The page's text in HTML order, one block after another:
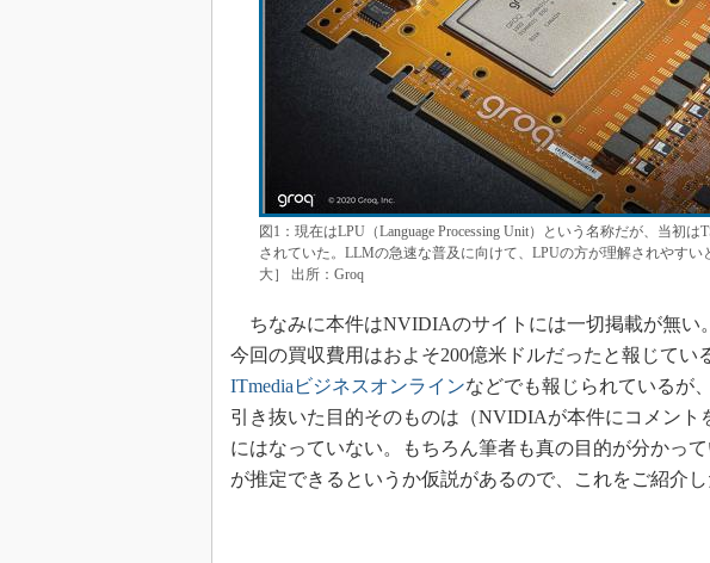
図1：現在はLPU（Language Processing Unit）という名称だが、当初は
されていた。LLMの急速な普及に向けて、LPUの方が理解されやす
大］ 出所：Groq
ちなみに本件はNVIDIAのサイトには一切掲載が無い
今回の買収費用はおよそ200億米ドルだったと報じてい
ITmediaビジネスオンラインなどでも報じられているが
引き抜いた目的そのものは（NVIDIAが本件にコメント
にはなっていない。もちろん筆者も真の目的が分かっ
が推定できるというか仮説があるので、これをご紹介し